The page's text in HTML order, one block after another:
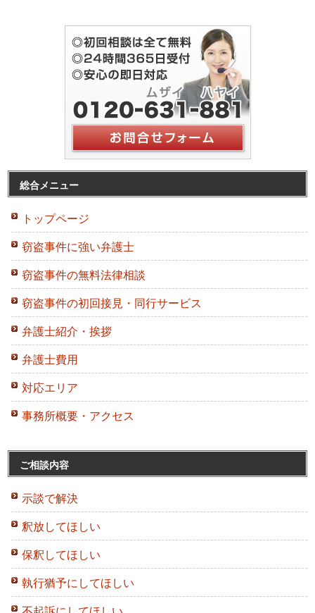
総合メニュー
トップページ
窃盗事件に強い弁護士
窃盗事件の無料法律相談
窃盗事件の初回接見・同行サービス
弁護士紹介・挨拶
弁護士費用
対応エリア
事務所概要・アクセス
ご相談内容
示談で解決
釈放してほしい
保釈してほしい
執行猶予にしてほしい